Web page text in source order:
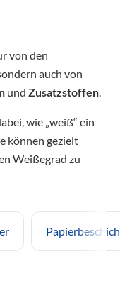
von den
auch von
und Zusatzstoffen
wie „weiß“ ein
können gezielt
Weißegrad zu